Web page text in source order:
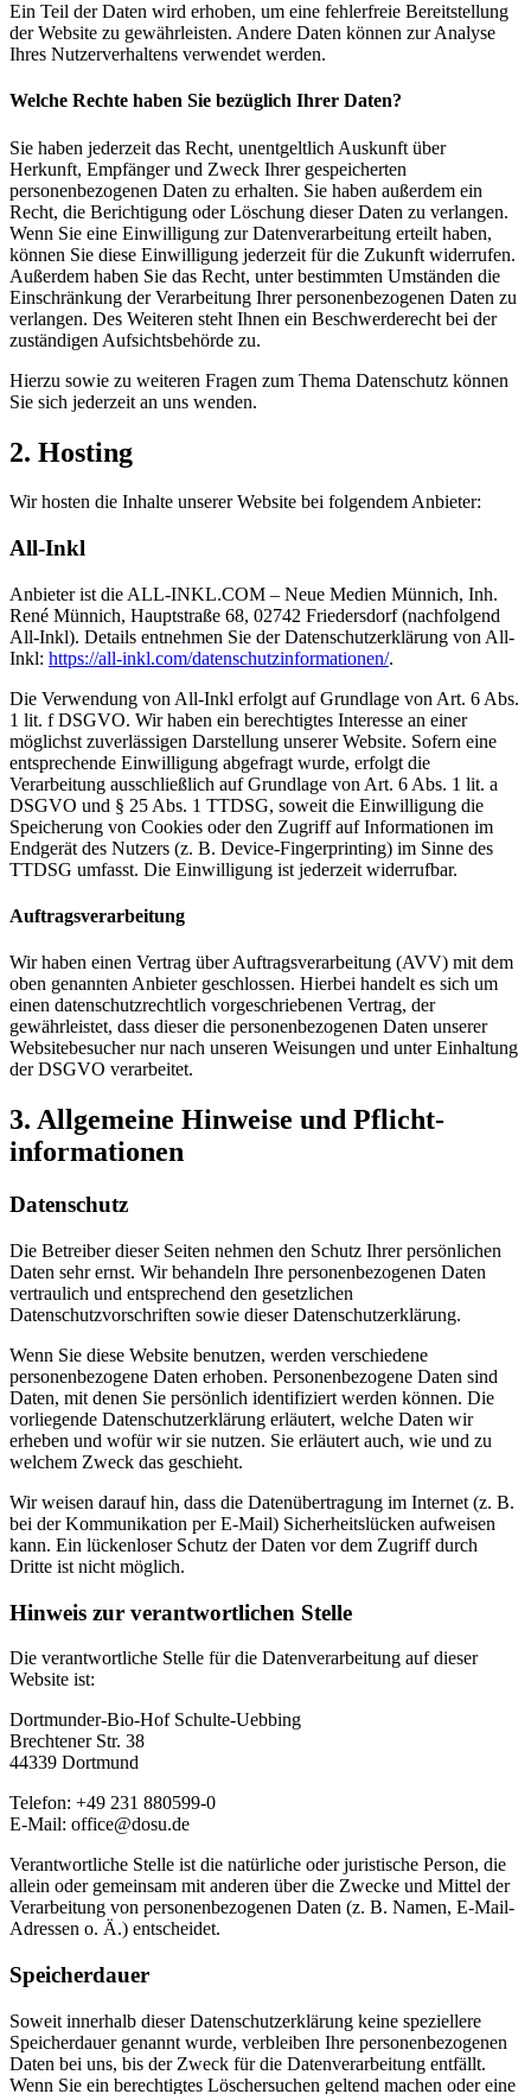
Ein Teil der Daten wird erhoben, um eine fehlerfreie Bereitstellung
der Website zu gewährleisten. Andere Daten können zur Analyse
Ihres Nutzerverhaltens verwendet werden.
Welche Rechte haben Sie bezüglich Ihrer Daten?
Sie haben jederzeit das Recht, unentgeltlich Auskunft über
Herkunft, Empfänger und Zweck Ihrer gespeicherten
personenbezogenen Daten zu erhalten. Sie haben außerdem ein
Recht, die Berichtigung oder Löschung dieser Daten zu verlangen.
Wenn Sie eine Einwilligung zur Datenverarbeitung erteilt haben,
können Sie diese Einwilligung jederzeit für die Zukunft widerrufen.
Außerdem haben Sie das Recht, unter bestimmten Umständen die
Einschränkung der Verarbeitung Ihrer personenbezogenen Daten zu
verlangen. Des Weiteren steht Ihnen ein Beschwerderecht bei der
zuständigen Aufsichtsbehörde zu.
Hierzu sowie zu weiteren Fragen zum Thema Datenschutz können
Sie sich jederzeit an uns wenden.
2. Hosting
Wir hosten die Inhalte unserer Website bei folgendem Anbieter:
All-Inkl
Anbieter ist die ALL-INKL.COM – Neue Medien Münnich, Inh.
René Münnich, Hauptstraße 68, 02742 Friedersdorf (nachfolgend
All-Inkl). Details entnehmen Sie der Datenschutzerklärung von All-
Inkl: https://all-inkl.com/datenschutzinformationen/.
Die Verwendung von All-Inkl erfolgt auf Grundlage von Art. 6 Abs.
1 lit. f DSGVO. Wir haben ein berechtigtes Interesse an einer
möglichst zuverlässigen Darstellung unserer Website. Sofern eine
entsprechende Einwilligung abgefragt wurde, erfolgt die
Verarbeitung ausschließlich auf Grundlage von Art. 6 Abs. 1 lit. a
DSGVO und § 25 Abs. 1 TTDSG, soweit die Einwilligung die
Speicherung von Cookies oder den Zugriff auf Informationen im
Endgerät des Nutzers (z. B. Device-Fingerprinting) im Sinne des
TTDSG umfasst. Die Einwilligung ist jederzeit widerrufbar.
Auftragsverarbeitung
Wir haben einen Vertrag über Auftragsverarbeitung (AVV) mit dem
oben genannten Anbieter geschlossen. Hierbei handelt es sich um
einen datenschutzrechtlich vorgeschriebenen Vertrag, der
gewährleistet, dass dieser die personenbezogenen Daten unserer
Websitebesucher nur nach unseren Weisungen und unter Einhaltung
der DSGVO verarbeitet.
3. Allgemeine Hinweise und Pflicht­
informationen
Datenschutz
Die Betreiber dieser Seiten nehmen den Schutz Ihrer persönlichen
Daten sehr ernst. Wir behandeln Ihre personenbezogenen Daten
vertraulich und entsprechend den gesetzlichen
Datenschutzvorschriften sowie dieser Datenschutzerklärung.
Wenn Sie diese Website benutzen, werden verschiedene
personenbezogene Daten erhoben. Personenbezogene Daten sind
Daten, mit denen Sie persönlich identifiziert werden können. Die
vorliegende Datenschutzerklärung erläutert, welche Daten wir
erheben und wofür wir sie nutzen. Sie erläutert auch, wie und zu
welchem Zweck das geschieht.
Wir weisen darauf hin, dass die Datenübertragung im Internet (z. B.
bei der Kommunikation per E-Mail) Sicherheitslücken aufweisen
kann. Ein lückenloser Schutz der Daten vor dem Zugriff durch
Dritte ist nicht möglich.
Hinweis zur verantwortlichen Stelle
Die verantwortliche Stelle für die Datenverarbeitung auf dieser
Website ist:
Dortmunder-Bio-Hof Schulte-Uebbing
Brechtener Str. 38
44339 Dortmund
Telefon: +49 231 880599-0
E-Mail: office@dosu.de
Verantwortliche Stelle ist die natürliche oder juristische Person, die
allein oder gemeinsam mit anderen über die Zwecke und Mittel der
Verarbeitung von personenbezogenen Daten (z. B. Namen, E-Mail-
Adressen o. Ä.) entscheidet.
Speicherdauer
Soweit innerhalb dieser Datenschutzerklärung keine speziellere
Speicherdauer genannt wurde, verbleiben Ihre personenbezogenen
Daten bei uns, bis der Zweck für die Datenverarbeitung entfällt.
Wenn Sie ein berechtigtes Löschersuchen geltend machen oder eine